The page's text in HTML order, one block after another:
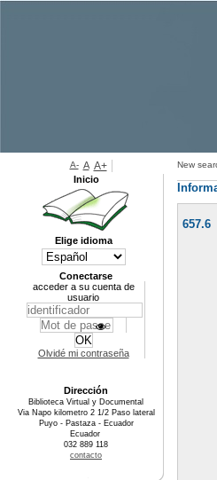
New
657.6
A- A A+
Inicio
Elige idioma
Conectarse
acceder a su cuenta de
usuario
Olvidé mi contraseña
Dirección
Biblioteca Virtual y Documental
Via Napo kilometro 2 1/2 Paso lateral
Puyo - Pastaza - Ecuador
Ecuador
032 889 118
contacto